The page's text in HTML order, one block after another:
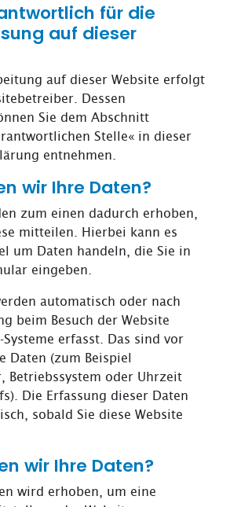
für die
auf dieser
auf dieser Website erfolgt
Dessen
Sie dem Abschnitt
Stelle« in dieser
entnehmen.
wir Ihre Daten?
zum einen dadurch erhoben,
mitteilen. Hierbei kann es
um Daten handeln, die Sie in
eingeben.
automatisch oder nach
beim Besuch der Website
erfasst. Das sind vor
Daten (zum Beispiel
Betriebssystem oder Uhrzeit
Die Erfassung dieser Daten
sobald Sie diese Website
wir Ihre Daten?
wird erhoben, um eine